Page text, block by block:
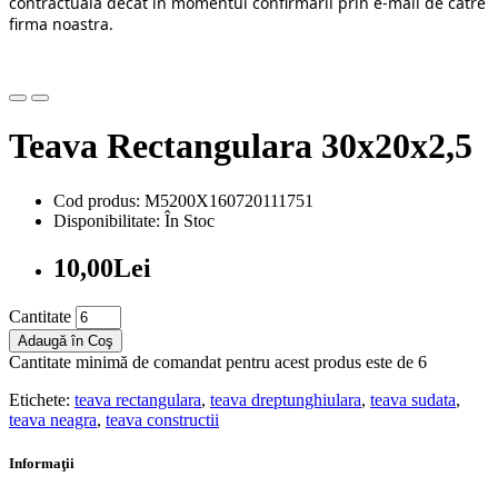
firma noastra.
Teava Rectangulara 30x20x2,5
Cod produs: M5200X160720111751
Disponibilitate: În Stoc
10,00Lei
Cantitate
Adaugă în Coş
Cantitate minimă de comandat pentru acest produs este de 6
Etichete: teava rectangulara, teava dreptunghiulara, teava sudata,
teava neagra, teava constructii
Informaţii